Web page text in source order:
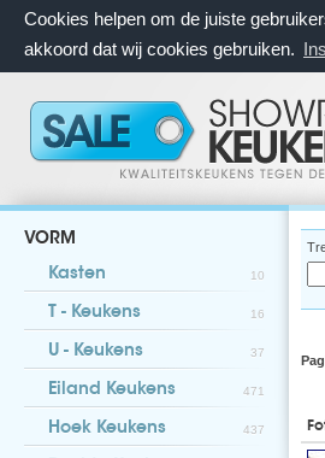
Cookies helpen om de juiste
akkoord dat wij cookies gebruiken.
VORM
Kasten 10
T - Keukens 16
U - Keukens 37
Eiland Keukens 471
Hoek Keukens 437